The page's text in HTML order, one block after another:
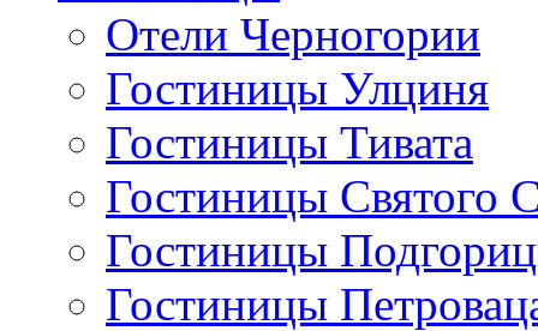
Отели Черногории
Гостиницы Улциня
Гостиницы Тивата
Гостиницы Святого
Гостиницы
Гостиницы